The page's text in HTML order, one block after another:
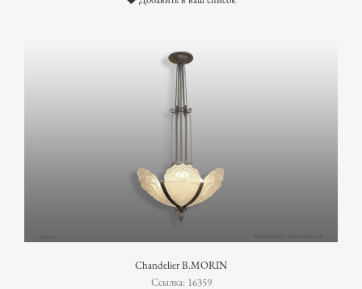
Chandelier B.MORIN
Ссылка: 16359